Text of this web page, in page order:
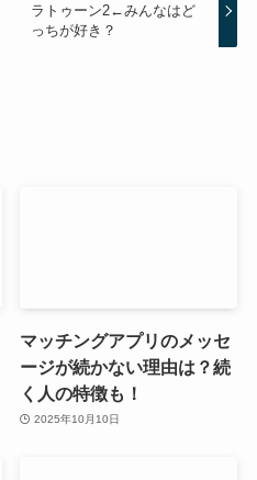
ラトゥーン2←みんなはど
っちが好き？
マッチングアプリのメッセ
ージが続かない理由は？続
く人の特徴も！
2025年10月10日